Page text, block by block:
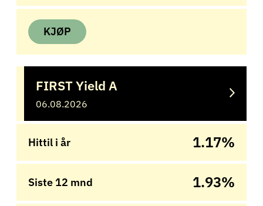
KJØP
FIRST Yield A
06.08.2026
Hittil i år 1.17%
Siste 12 mnd 1.93%